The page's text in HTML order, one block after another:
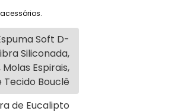
Soft D-
Siliconada,
Espirais,
Tecido Bouclê
de Eucalipto